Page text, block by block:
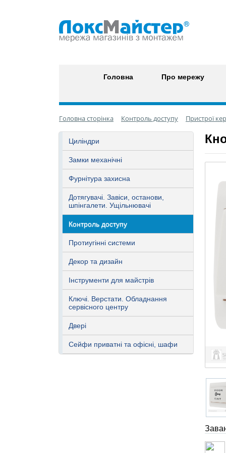
Головна Про мережу
Головна сторінка Контроль доступу Пристрої
Циліндри
Замки механічні
Фурнітура захисна
Дотягувачі. Завіси, останови,
шпінгалети. Ущільнювачі
Контроль доступу
Протиугінні системи
Декор та дизайн
Інструменти для майстрів
Ключі. Верстати. Обладнання
сервісного центру
Двері
Сейфи приватні та офісні, шафи